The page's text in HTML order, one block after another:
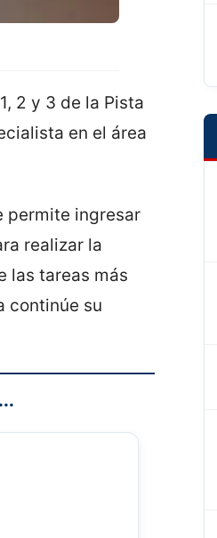
2 y 3 de la Pista
en el área
permite ingresar
realizar la
las tareas más
continúe su